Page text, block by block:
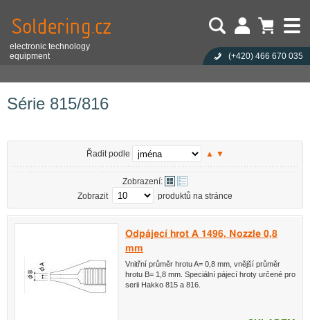
Série 815/816
Řadit podle ▲ ▼
Zobrazení:
Zobrazit
produktů na stránce
Odpájecí hrot A 1496, Nozzle 0,8
mm
Vnitřní průměr hrotu A= 0,8 mm, vnější průměr
hrotu B= 1,8 mm. Speciální pájecí hroty určené pro
serii Hakko 815 a 816.
electronic technology
equipment
(+420) 466 670 035
Nákupní košík je prázdný!
Počet produktů:0
Heslo:
Nová registrace